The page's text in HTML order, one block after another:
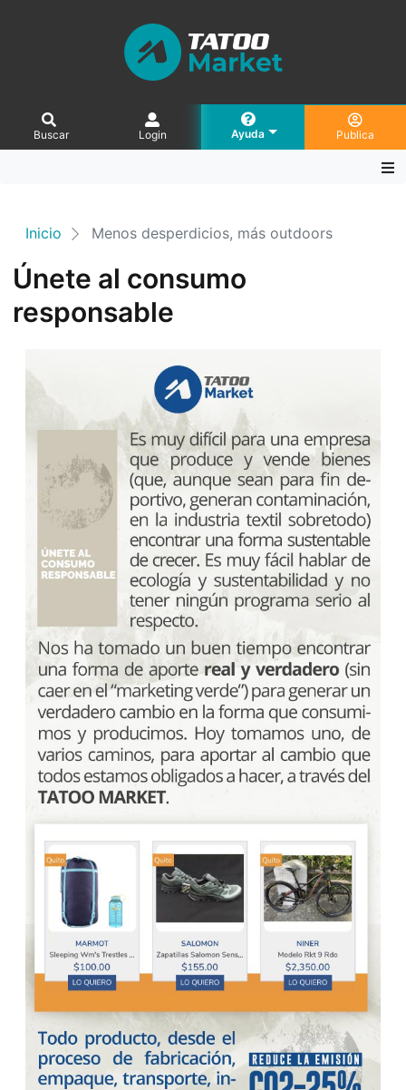
Buscar Login Ayuda Publica
Inicio Menos desperdicios, más outdoors
Únete al consumo
responsable